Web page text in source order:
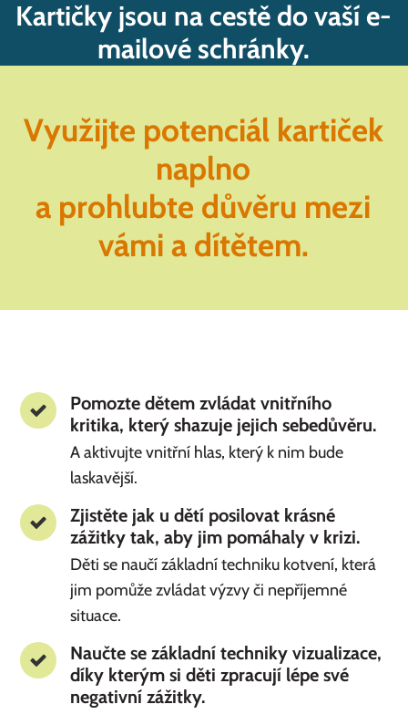
Kartičky jsou na cestě do vaší e-
mailové schránky.
Využijte potenciál kartiček
naplno
a prohlubte důvěru mezi
vámi a dítětem.
Pomozte dětem zvládat vnitřního
kritika, který shazuje jejich sebedůvěru.
A aktivujte vnitřní hlas, který k nim bude
laskavější.
Zjistěte jak u dětí posilovat krásné
zážitky tak, aby jim pomáhaly v krizi.
Děti se naučí základní techniku kotvení, která
jim pomůže zvládat výzvy či nepříjemné
situace.
Naučte se základní techniky vizualizace,
díky kterým si děti zpracují lépe své
negativní zážitky.